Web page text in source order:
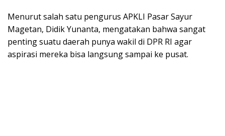
Menurut salah satu pengurus APKLI Pasar Sayur
Magetan, Didik Yunanta, mengatakan bahwa sangat
penting suatu daerah punya wakil di DPR RI agar
aspirasi mereka bisa langsung sampai ke pusat.